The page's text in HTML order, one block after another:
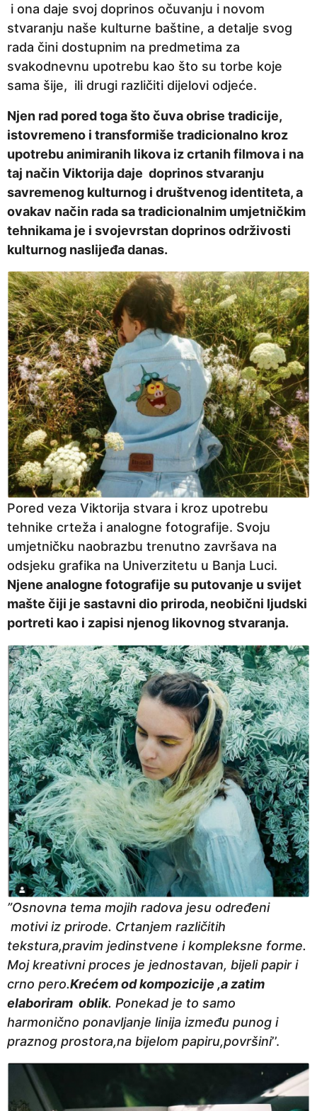
i ona daje svoj doprinos očuvanju i novom
stvaranju naše kulturne baštine, a detalje svog
rada čini dostupnim na predmetima za
svakodnevnu upotrebu kao što su torbe koje
sama šije, ili drugi različiti dijelovi odjeće.
Njen rad pored toga što čuva obrise tradicije,
istovremeno i transformiše tradicionalno kroz
upotrebu animiranih likova iz crtanih filmova i na
taj način Viktorija daje doprinos stvaranju
savremenog kulturnog i društvenog identiteta, a
ovakav način rada sa tradicionalnim umjetničkim
tehnikama je i svojevrstan doprinos održivosti
kulturnog naslijeđa danas.
Pored veza Viktorija stvara i kroz upotrebu
tehnike crteža i analogne fotografije. Svoju
umjetničku naobrazbu trenutno završava na
odsjeku grafika na Univerzitetu u Banja Luci.
Njene analogne fotografije su putovanje u svijet
mašte čiji je sastavni dio priroda, neobični ljudski
portreti kao i zapisi njenog likovnog stvaranja.
”Osnovna tema mojih radova jesu određeni
motivi iz prirode. Crtanjem različitih
tekstura,pravim jedinstvene i kompleksne forme.
Moj kreativni proces je jednostavan, bijeli papir i
crno pero.Krećem od kompozicije ,a zatim
elaboriram oblik. Ponekad je to samo
harmonično ponavljanje linija između punog i
praznog prostora,na bijelom papiru,površini’’.